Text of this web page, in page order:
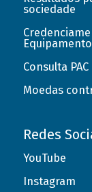
sociedade
Consulta PAC
Moedas
Redes
YouTube
Instagram